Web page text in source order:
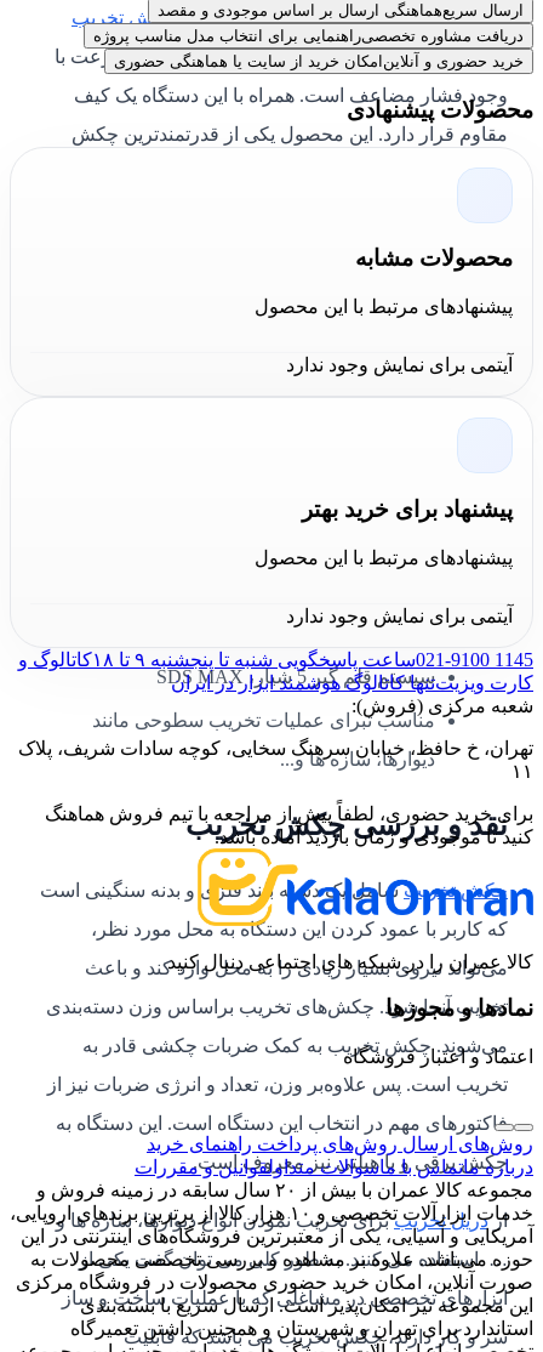
چکش تخریب وارد می‌کند 25-6 ژول است.
چکش تخریب
HP1625M-DH دارای سیستم ضد لرزش و حفظ سرعت با
وجود فشار مضاعف است. همراه با این دستگاه یک کیف
مقاوم قرار دارد. این محصول یکی از قدرتمندترین چکش
تخریب های شرکت
کارشناسان کالا عمران تماس بگیرید.
ویژگی‌های چکش تخریب مدل
HP1625M-DH
چکش تخریب تک کاره
توان ضربه کارآمد 25 - 6 ژول
با تعداد ضربه 1900 - 1000 بر دقیقه
سیستم قلم گیر 5 شیار، SDS MAX
مناسب تبرای عملیات تخریب سطوحی مانند
دیوارها، سازه ها و...
نقد و بررسی چکش تخریب
چکش تخریبشامل یک دسته بلند فلزی و بدنه سنگینی است
که کاربر با عمود کردن این دستگاه به محل مورد نظر،
می‌تواند نیروی بسیار زیادی را به محل وارد کند و باعث
تخریب آنجا شود. چکش‌های تخریب براساس وزن دسته‌بندی
می‌شوند. چکش تخریب به کمک ضربات چکشی قادر به
تخریب است. پس علاوه‌بر وزن، تعداد و انرژی ضربات نیز از
فاکتورهای مهم در انتخاب این دستگاه است. این دستگاه به
چکش برقی و یا هیلتی نیز معروف است.
ازدریل تخریببرای تخریب نمودن انواع دیوارها، سازه ها و
… استفاده می کنند. به طور کلی می توان گفت یکی از
ابزارهای تخصصی در مشاغلی که با عملیات ساخت و ساز
سر و کار دارند، چکش تخریب می باشد که قابلیت
ارسال سریعهماهنگی ارسال بر اساس موجودی و مقصد
دریافت مشاوره تخصصیراهنمایی برای انتخاب مدل مناسب پروژه
خرید حضوری و آنلاین امکان خرید از سایت یا هماهنگی حضوری
محصولات پیشنهادی
محصولات مشابه
پیشنهادهای مرتبط با این محصول
آیتمی برای نمایش وجود ندارد
پیشنهاد برای خرید بهتر
پیشنهادهای مرتبط با این محصول
آیتمی برای نمایش وجود ندارد
021-9100 1145ساعت پاسخگویی شنبه تا پنجشنبه ۹ تا ۱۸
کاتالوگ و
کارت ویزیتتنها کاتالوگ هوشمند ابزار در ایران
شعبه مرکزی (فروش):
تهران، خ حافظ، خیابان سرهنگ سخایی، کوچه سادات شریف، پلاک
۱۱
برای خرید حضوری، لطفاً پیش از مراجعه با تیم فروش هماهنگ
کنید تا موجودی و زمان بازدید آماده باشد.
کالا عمران را در شبکه های اجتماعی دنبال کنید
نمادها و مجوزها
اعتماد و اعتبار فروشگاه
روش‌های ارسال روش‌های پرداخت راهنمای خرید
درباره ماتماس با ماسوالات متداولقوانین و مقررات
مجموعه کالا عمران با بیش از ۲۰ سال سابقه در زمینه فروش و
خدمات ابزارآلات تخصصی و ۱۰ هزار کالا از برترین برندهای اروپایی،
آمریکایی و آسیایی، یکی از معتبرترین فروشگاه‌های اینترنتی در این
حوزه می‌باشد. علاوه بر مشاهده و بررسی تخصصی محصولات به
صورت آنلاین، امکان خرید حضوری محصولات در فروشگاه مرکزی
این مجموعه نیز امکان‌پذیر است. ارسال سریع با بسته‌بندی
استاندارد برای تهران و شهرستان و همچنین داشتن تعمیرگاه